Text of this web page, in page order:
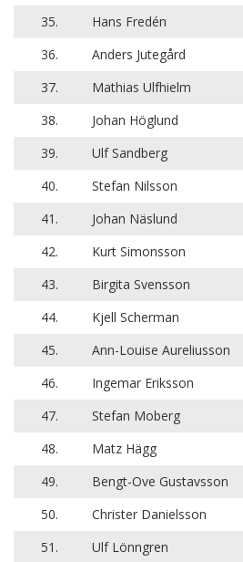
35.
Hans Fredén
36.
Anders Jutegård
37.
Mathias Ulfhielm
38.
Johan Höglund
39.
Ulf Sandberg
40.
Stefan Nilsson
41.
Johan Näslund
42.
Kurt Simonsson
43.
Birgita Svensson
44.
Kjell Scherman
45.
Ann-Louise Aureliusson
46.
Ingemar Eriksson
47.
Stefan Moberg
48.
Matz Hägg
49.
Bengt-Ove Gustavsson
50.
Christer Danielsson
51.
Ulf Lönngren